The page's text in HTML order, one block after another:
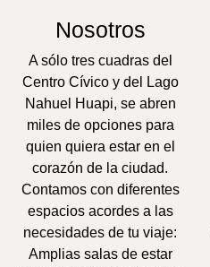
Nosotros
A sólo tres cuadras del
Centro Cívico y del Lago
Nahuel Huapi, se abren
miles de opciones para
quien quiera estar en el
corazón de la ciudad.
Contamos con diferentes
espacios acordes a las
necesidades de tu viaje:
Amplias salas de estar